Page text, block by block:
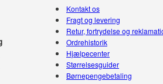
Kontakt os
Fragt og levering
Retur, fortrydelse og
Ordrehistorik
Hjælpecenter
Størrelsesguider
Børnepengebetaling